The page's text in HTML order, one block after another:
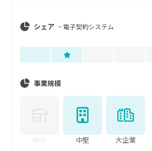
シェア ~ 電子契約システム
事業規模
中小 中堅 大企業